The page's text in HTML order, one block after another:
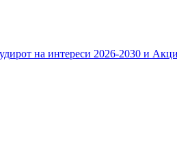
на интереси 2026-2030 и